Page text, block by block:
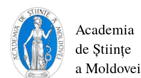
conţinutul
principal
Academia
de Științe
a Moldovei